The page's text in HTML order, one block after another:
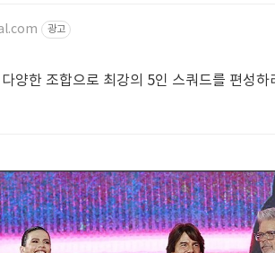
광고
양한 조합으로 최강의 5인 스쿼드를 편성하